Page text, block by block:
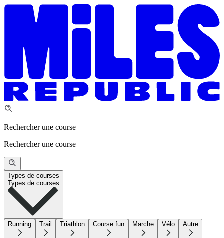
Rechercher une course
Rechercher une course
Types de courses
Types de courses
Running Trail Triathlon Course fun Marche Vélo Autre